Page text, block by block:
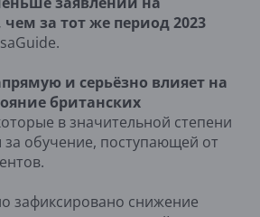
за тот же период 2023
и серьёзно влияет на
британских
в значительной степени
за обучение, поступающей от
зафиксировано снижение